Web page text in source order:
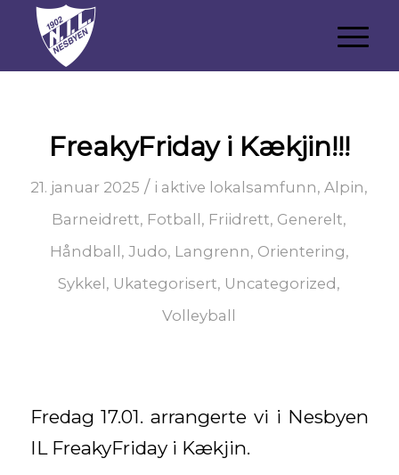
FreakyFriday i Kækjin!!!
21. januar 2025 / i aktive lokalsamfunn,Alpin,
Barneidrett, Fotball , Friidrett, Generelt,
Håndball , Judo, Langrenn, Orientering,
Sykkel , Ukategorisert, Uncategorized ,
Volleyball
Fredag 17.01. arrangerte vi i Nesbyen
IL FreakyFriday i Kækjin.